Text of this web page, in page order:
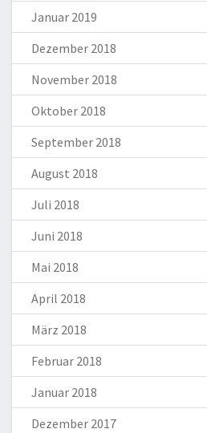
Januar 2019
Dezember 2018
November 2018
Oktober 2018
September 2018
August 2018
Juli 2018
Juni 2018
Mai 2018
April 2018
März 2018
Februar 2018
Januar 2018
Dezember 2017